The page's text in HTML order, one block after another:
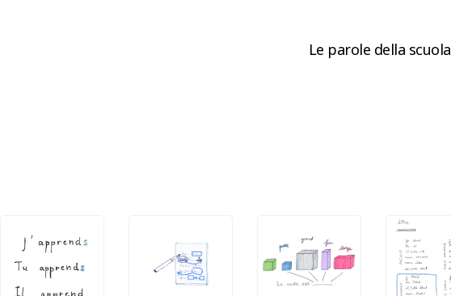
Le parole della scuola